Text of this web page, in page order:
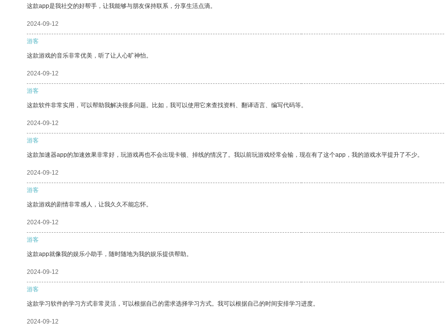
这款app是我社交的好帮手，让我能够与朋友保持联系，分享生活点滴。
2024-09-12
游客
这款游戏的音乐非常优美，听了让人心旷神怡。
2024-09-12
游客
这款软件非常实用，可以帮助我解决很多问题。比如，我可以使用它来查找资料、翻译语言、编写代码等。
2024-09-12
游客
这款加速器app的加速效果非常好，玩游戏再也不会出现卡顿、掉线的情况了。我以前玩游戏经常会输，现在有了这个app，我的游戏水平提升了不少。
2024-09-12
游客
这款游戏的剧情非常感人，让我久久不能忘怀。
2024-09-12
游客
这款app就像我的娱乐小助手，随时随地为我的娱乐提供帮助。
2024-09-12
游客
这款学习软件的学习方式非常灵活，可以根据自己的需求选择学习方式。我可以根据自己的时间安排学习进度。
2024-09-12